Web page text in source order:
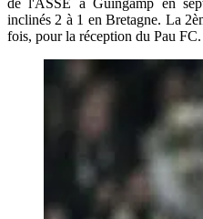
de l'ASSE à Guingamp en
inclinés 2 à 1 en Bretagne. La
fois, pour la réception du Pau